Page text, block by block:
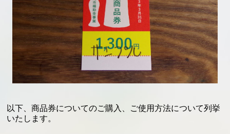
以下、商品券についてのご購入、ご使用方法について列挙
いたします。